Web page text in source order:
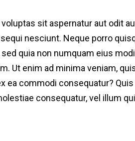
sit aspernatur aut odit
nesciunt. Neque porro
quia non numquam eius
Ut enim ad minima veniam,
ea commodi consequatur?
consequatur, vel illum